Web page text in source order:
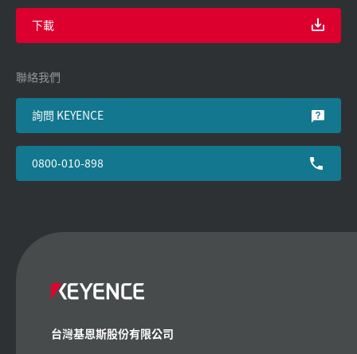
下載
聯絡我們
詢問 KEYENCE
0800-010-898
台灣基恩斯股份有限公司